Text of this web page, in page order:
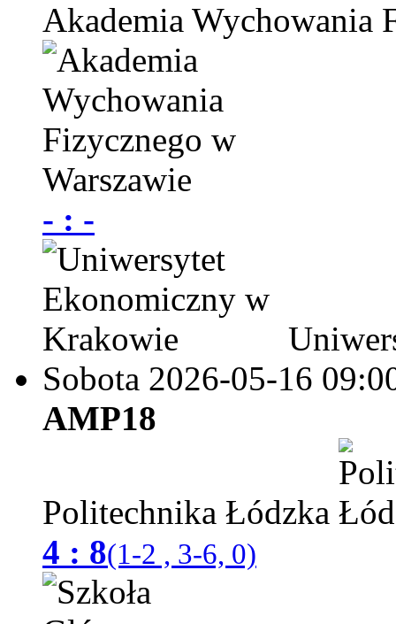
Akademia Wychowania
- : -
Sobota 2026-05-16
AMP18
Politechnika Łódzka
4 : 8(1-2 , 3-6, 0)